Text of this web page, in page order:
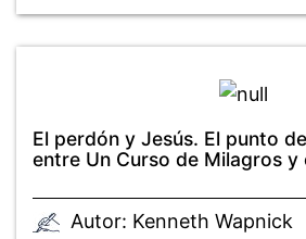
El perdón y Jesús. El punto
entre Un Curso de Milagros y
Autor: Kenneth Wapnick